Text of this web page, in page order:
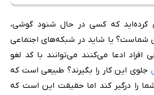
که کسی در حال شنود گوشی،
شماست؟ یا شاید در شبکه‌های اجتماعی
افراد ادعا می‌کنند می‌توانند با کد لغو
جلوی این کار را بگیرند؟ طبیعی است که
را درگیر کند اما حقیقت این است که